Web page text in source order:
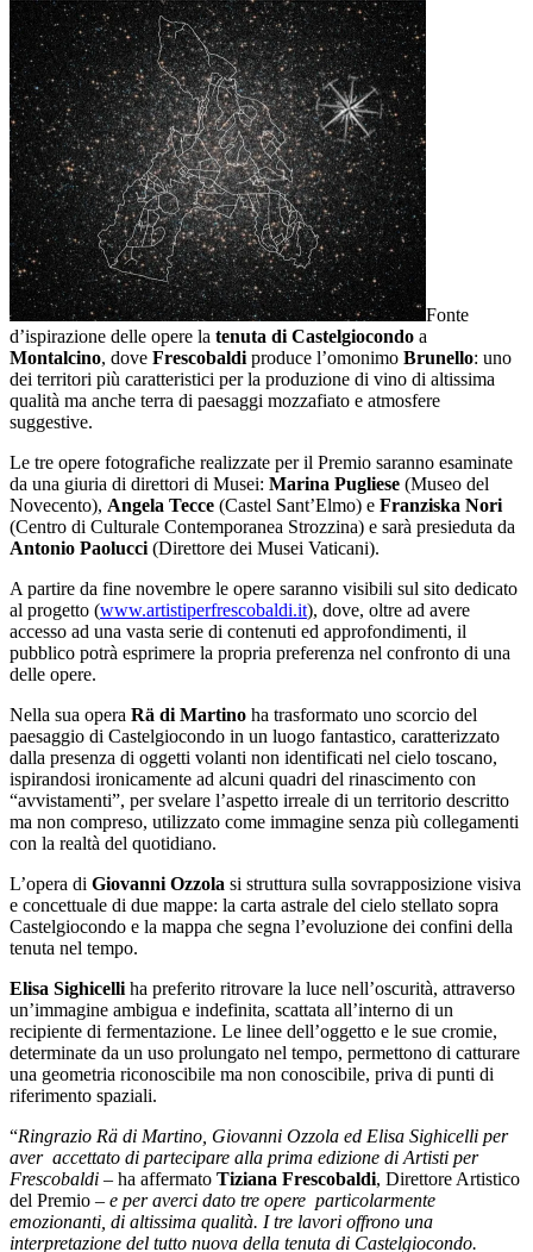
Fonte
d’ispirazione delle opere la tenuta di Castelgiocondo a
Montalcino, dove Frescobaldi produce l’omonimo Brunello: uno
dei territori più caratteristici per la produzione di vino di altissima
qualità ma anche terra di paesaggi mozzafiato e atmosfere
suggestive.
Le tre opere fotografiche realizzate per il Premio saranno esaminate
da una giuria di direttori di Musei: Marina Pugliese (Museo del
Novecento), Angela Tecce (Castel Sant’Elmo) e Franziska Nori
(Centro di Culturale Contemporanea Strozzina) e sarà presieduta da
Antonio Paolucci (Direttore dei Musei Vaticani).
A partire da fine novembre le opere saranno visibili sul sito dedicato
al progetto (www.artistiperfrescobaldi.it), dove, oltre ad avere
accesso ad una vasta serie di contenuti ed approfondimenti, il
pubblico potrà esprimere la propria preferenza nel confronto di una
delle opere.
Nella sua opera Rä di Martino ha trasformato uno scorcio del
paesaggio di Castelgiocondo in un luogo fantastico, caratterizzato
dalla presenza di oggetti volanti non identificati nel cielo toscano,
ispirandosi ironicamente ad alcuni quadri del rinascimento con
“avvistamenti”, per svelare l’aspetto irreale di un territorio descritto
ma non compreso, utilizzato come immagine senza più collegamenti
con la realtà del quotidiano.
L’opera di Giovanni Ozzola si struttura sulla sovrapposizione visiva
e concettuale di due mappe: la carta astrale del cielo stellato sopra
Castelgiocondo e la mappa che segna l’evoluzione dei confini della
tenuta nel tempo.
Elisa Sighicelli ha preferito ritrovare la luce nell’oscurità, attraverso
un’immagine ambigua e indefinita, scattata all’interno di un
recipiente di fermentazione. Le linee dell’oggetto e le sue cromie,
determinate da un uso prolungato nel tempo, permettono di catturare
una geometria riconoscibile ma non conoscibile, priva di punti di
riferimento spaziali.
“Ringrazio Rä di Martino, Giovanni Ozzola ed Elisa Sighicelli per
aver accettato di partecipare alla prima edizione di Artisti per
Frescobaldi – ha affermato Tiziana Frescobaldi, Direttore Artistico
del Premio – e per averci dato tre opere particolarmente
emozionanti, di altissima qualità. I tre lavori offrono una
interpretazione del tutto nuova della tenuta di Castelgiocondo.